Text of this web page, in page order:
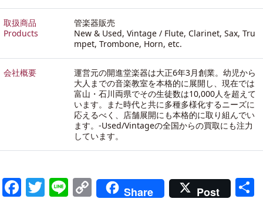
取扱商品
Products
管楽器販売
New & Used, Vintage / Flute, Clarinet, Sax, Tru
mpet, Trombone, Horn, etc.
会社概要
運営元の開進堂楽器は大正6年3月創業。幼児から
大人までの音楽教室を本格的に展開し、現在では
富山・石川両県でその生徒数は10,000人を超えて
います。また時代と共に多種多様化するニーズに
応えるべく、店舗展開にも本格的に取り組んでい
ます。-Used/Vintageの全国からの買取にも注力
しています。
Facebook
Twitter
LineCopy
Link
Share Post